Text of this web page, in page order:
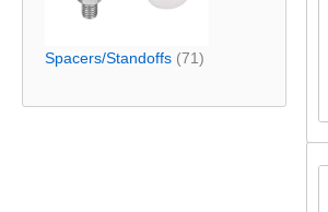
Spacers/Standoffs (71)